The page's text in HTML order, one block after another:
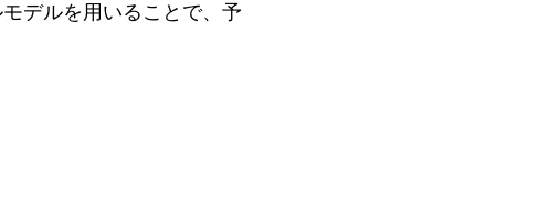
デルを用いることで、予